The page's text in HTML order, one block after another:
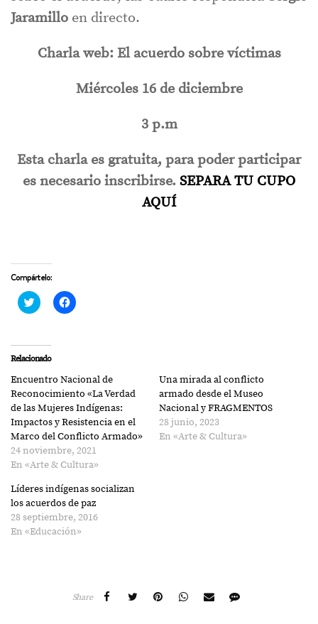
Jaramillo en directo.
Charla web: El acuerdo sobre víctimas
Miércoles 16 de diciembre
3 p.m
Esta charla es gratuita, para poder participar
es necesario inscribirse. SEPARA TU CUPO
AQUÍ
Compártelo:
Haz
clic
Twitter
(Se
abre
en
una
ventana
nueva)
Haz
clic
en
una
ventana
nueva)
Relacionado
Encuentro Nacional de
Reconocimiento «La Verdad
de las Mujeres Indígenas:
Impactos y Resistencia en el
Marco del Conflicto Armado»
24 noviembre, 2021
En «Arte & Cultura»
Una mirada al conflicto
armado desde el Museo
Nacional y FRAGMENTOS
28 junio, 2023
En «Arte & Cultura»
Líderes indígenas socializan
los acuerdos de paz
28 septiembre, 2016
En «Educación»
Share